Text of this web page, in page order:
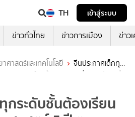
TH
เข้าสู่ระบบ
ข่าวทั่วไทย ข่าวการเมือง ข่าว
ศาสตร์และเทคโนโลยี
จีนประกาศเด็กทุก
ตามวาระแห่งชาติปธน. สี
กระดับชั้นต้องเรียน